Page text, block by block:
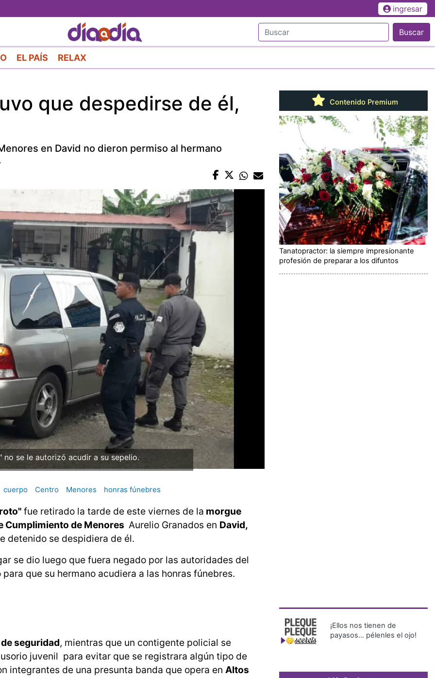
al
contenido
principal
ingresar
Buscar
EL PAÍS RELAX
que despedirse de él,
en David no dieron permiso al hermano
no se le autorizó acudir a su sepelio.
cuerpo Centro Menores honras fúnebres
fue retirado la tarde de este viernes de la morgue
Cumplimiento de Menores Aurelio Granados en David,
detenido se despidiera de él.
se dio luego que fuera negado por las autoridades del
que su hermano acudiera a las honras fúnebres.
seguridad, mientras que un contigente policial se
juvenil para evitar que se registrara algún tipo de
integrantes de una presunta banda que opera en Altos
Contenido Premium
Tanatopractor: la siempre impresionante
profesión de preparar a los difuntos
¡Ellos nos tienen de
payasos… pélenles el ojo!